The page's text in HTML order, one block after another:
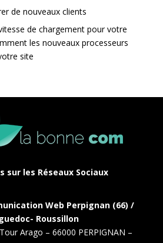
de nouveaux clients
de chargement pour votre
les nouveaux processeurs
site
sur les Réseaux Sociaux
Web Perpignan (66) /
Roussillon
Arago – 66000 PERPIGNAN –